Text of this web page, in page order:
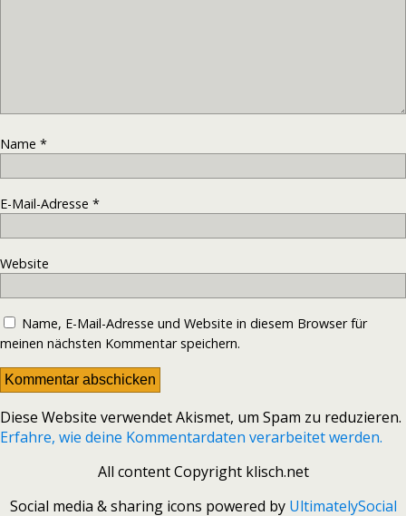
Name *
E-Mail-Adresse *
Website
Name, E-Mail-Adresse und Website in diesem Browser für
meinen nächsten Kommentar speichern.
Diese Website verwendet Akismet, um Spam zu reduzieren.
Erfahre, wie deine Kommentardaten verarbeitet werden.
All content Copyright klisch.net
Social media & sharing icons powered by UltimatelySocial